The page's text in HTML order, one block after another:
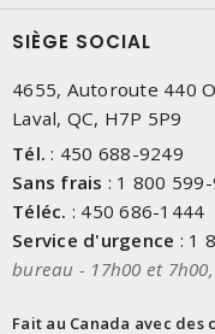
SIÈGE SOCIAL
4655, Autoroute 440
Laval, QC, H7P 5P9
Tél. : 450 688-9249
Sans frais : 1 800
Téléc. : 450 686-1444
Service d'urgence : 1
bureau - 17h00 et
Fait au Canada avec